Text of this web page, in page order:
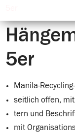
5er
Manila-
seitlich offen,
tern und
mit